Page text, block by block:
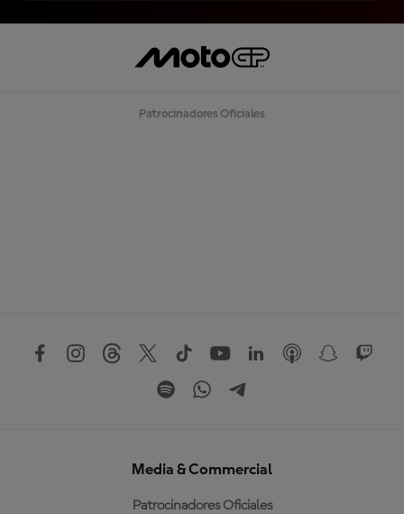
Patrocinadores Oficiales
Media & Commercial
Patrocinadores Oficiales